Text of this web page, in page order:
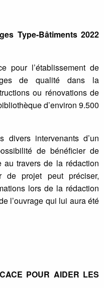
Type-Bâtiments 2022
pour l’établissement de
de qualité dans la
ou rénovations de
d’environ 9.500
intervenants d’un
de bénéficier de
au travers de la rédaction
de projet peut préciser,
lors de la rédaction
l’ouvrage qui lui aura été
POUR AIDER LES